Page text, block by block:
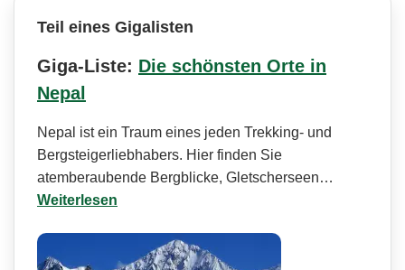
Teil eines Gigalisten
Giga-Liste: Die schönsten Orte in
Nepal
Nepal ist ein Traum eines jeden Trekking- und
Bergsteigerli­ebhabers. Hier finden Sie
atemberaubende Bergblicke, Gletscherseen…
Weiterlesen